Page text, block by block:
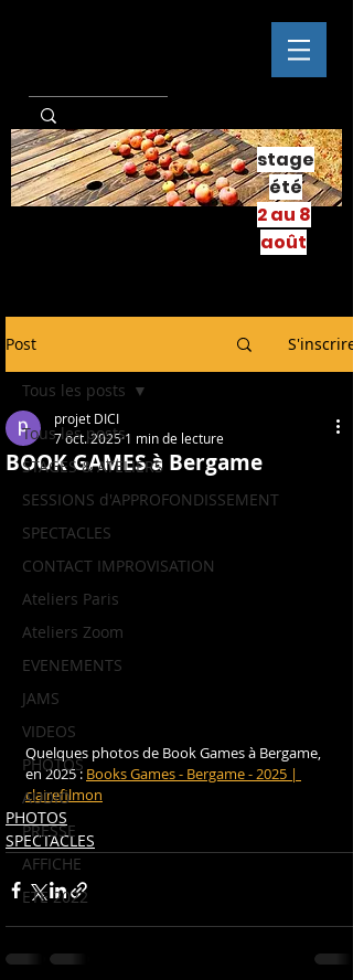
stage
été
2 au 8
août
Post S'inscrire
Tous les posts
STAGES & ATELIERS
SESSIONS d'APPROFONDISSEMENT
SPECTACLES
CONTACT IMPROVISATION
Ateliers Paris
Ateliers Zoom
EVENEMENTS
JAMS
VIDEOS
PHOTOS
AUDIO
PRESSE
AFFICHE
ETE 2022
Tous les posts
BOOK GAMES à Bergame
projet DICI
7 oct. 2025 1 min de lecture
Quelques photos de Book Games à Bergame,
en 2025 : Books Games - Bergame - 2025 |
clairefilmon
PHOTOS
SPECTACLES